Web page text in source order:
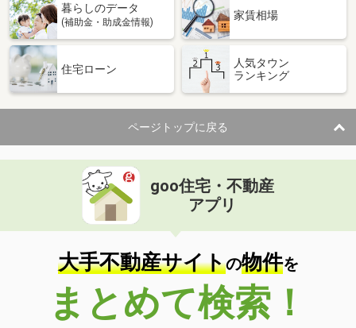
暮らしのデータ
(補助金・助成金情報)
家賃相場
住宅ローン
人気タウン
ランキング
ページトップに戻る
goo住宅・不動産
アプリ
大手不動産サイトの物件を
まとめて検索！